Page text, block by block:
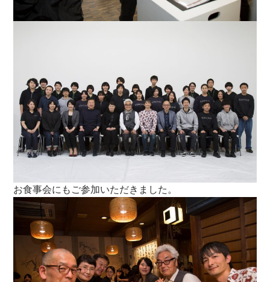
お食事会にもご参加いただきました。